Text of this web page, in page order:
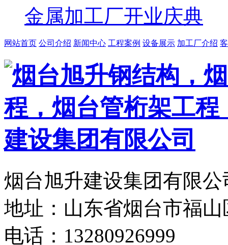
金属加工厂开业庆典
网站首页 公司介绍 新闻中心 工程案例 设备展示 加工厂介绍
烟台旭升建设集团有限
地址：山东省烟台市福
电话：13280926999